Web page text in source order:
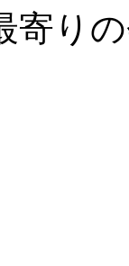
寄り